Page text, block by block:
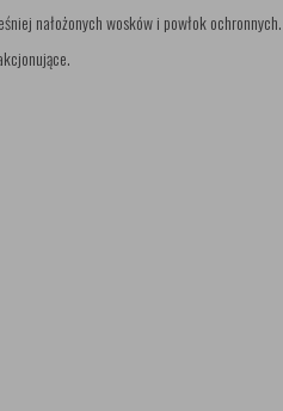
nałożonych wosków i powłok ochronnych.